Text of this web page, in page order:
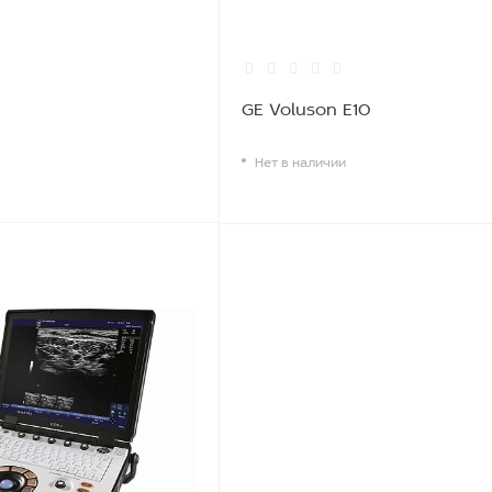
GE Voluson E10
Нет в наличии